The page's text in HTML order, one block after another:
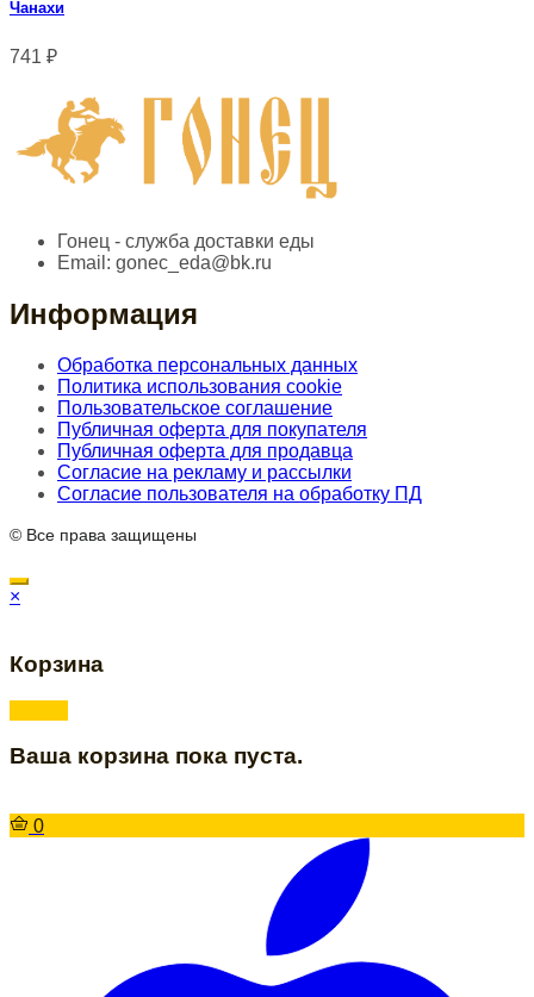
Чанахи
741 ₽
Гонец - служба доставки еды
Email: gonec_eda@bk.ru
Информация
Обработка персональных данных
Политика использования cookie
Пользовательское соглашение
Публичная оферта для покупателя
Публичная оферта для продавца
Согласие на рекламу и рассылки
Согласие пользователя на обработку ПД
© Все права защищены
×
Корзина
Ваша корзина пока пуста.
0